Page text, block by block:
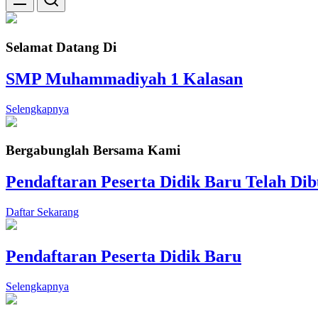
Selamat Datang Di
SMP Muhammadiyah 1 Kalasan
Selengkapnya
Bergabunglah Bersama Kami
Pendaftaran Peserta Didik Baru Telah
Daftar Sekarang
Pendaftaran Peserta Didik Baru
Selengkapnya